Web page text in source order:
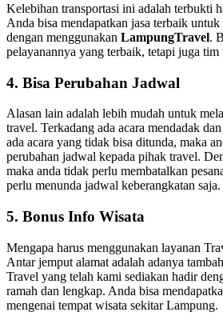
Kelebihan transportasi ini adalah terbukti
Anda bisa mendapatkan jasa terbaik
dengan menggunakan LampungTravel.
pelayanannya yang terbaik, tetapi juga tim
4. Bisa Perubahan Jadwal
Alasan lain adalah lebih mudah untuk
travel. Terkadang ada acara mendadak
ada acara yang tidak bisa ditunda, maka
perubahan jadwal kepada pihak travel.
maka anda tidak perlu membatalkan
perlu menunda jadwal keberangkatan saja.
5. Bonus Info Wisata
Mengapa harus menggunakan layanan
Antar jemput alamat adalah adanya
Travel yang telah kami sediakan hadir
ramah dan lengkap. Anda bisa
mengenai tempat wisata sekitar Lampung.